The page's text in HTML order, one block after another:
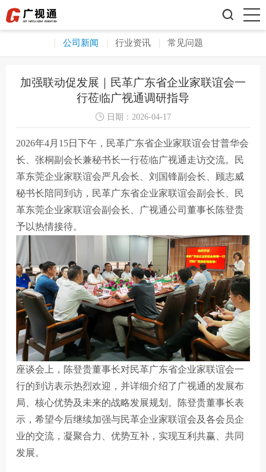

公司新闻 行业资讯 常见问题
加强联动促发展｜民革广东省企业家联谊会一
行莅临广视通调研指导
 日期： 2026-04-17
2026年4月15日下午，民革广东省企业家联谊会甘普华会
长、张桐副会长兼秘书长一行莅临广视通走访交流。民
革东莞企业家联谊会严凡会长、刘国锋副会长、顾志威
秘书长陪同到访，民革广东省企业家联谊会副会长、民
革东莞企业家联谊会副会长、广视通公司董事长陈登贵
予以热情接待。
座谈会上，陈登贵董事长对民革广东省企业家联谊会一
行的到访表示热烈欢迎，并详细介绍了广视通的发展布
局、核心优势及未来的战略发展规划。陈登贵董事长表
示，希望今后继续加强与民革企业家联谊会及各会员企
业的交流，凝聚合力、优势互补，实现互利共赢、共同
发展。